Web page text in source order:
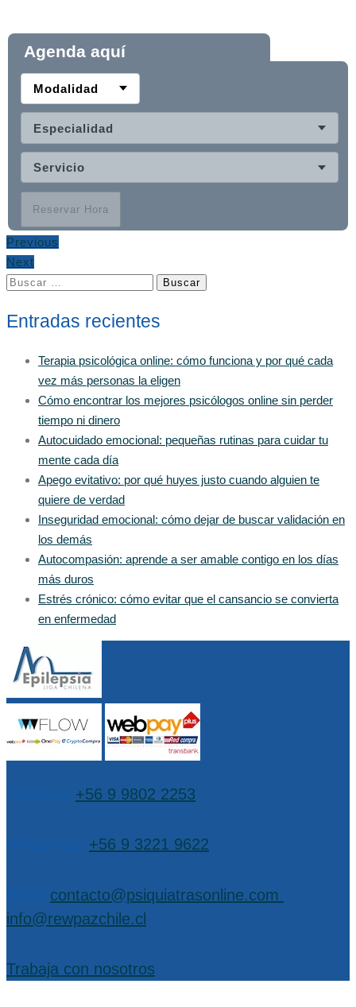
Agenda aquí
Modalidad
Especialidad
Servicio
Reservar Hora
Previous
Next
Buscar:
Entradas recientes
Terapia psicológica online: cómo funciona y por qué cada
vez más personas la eligen
Cómo encontrar los mejores psicólogos online sin perder
tiempo ni dinero
Autocuidado emocional: pequeñas rutinas para cuidar tu
mente cada día
Apego evitativo: por qué huyes justo cuando alguien te
quiere de verdad
Inseguridad emocional: cómo dejar de buscar validación en
los demás
Autocompasión: aprende a ser amable contigo en los días
más duros
Estrés crónico: cómo evitar que el cansancio se convierta
en enfermedad
+56 9 9802 2253
+56 9 3221 9622
contacto@psiquiatrasonline.com
info@rewpazchile.cl
Trabaja con nosotros